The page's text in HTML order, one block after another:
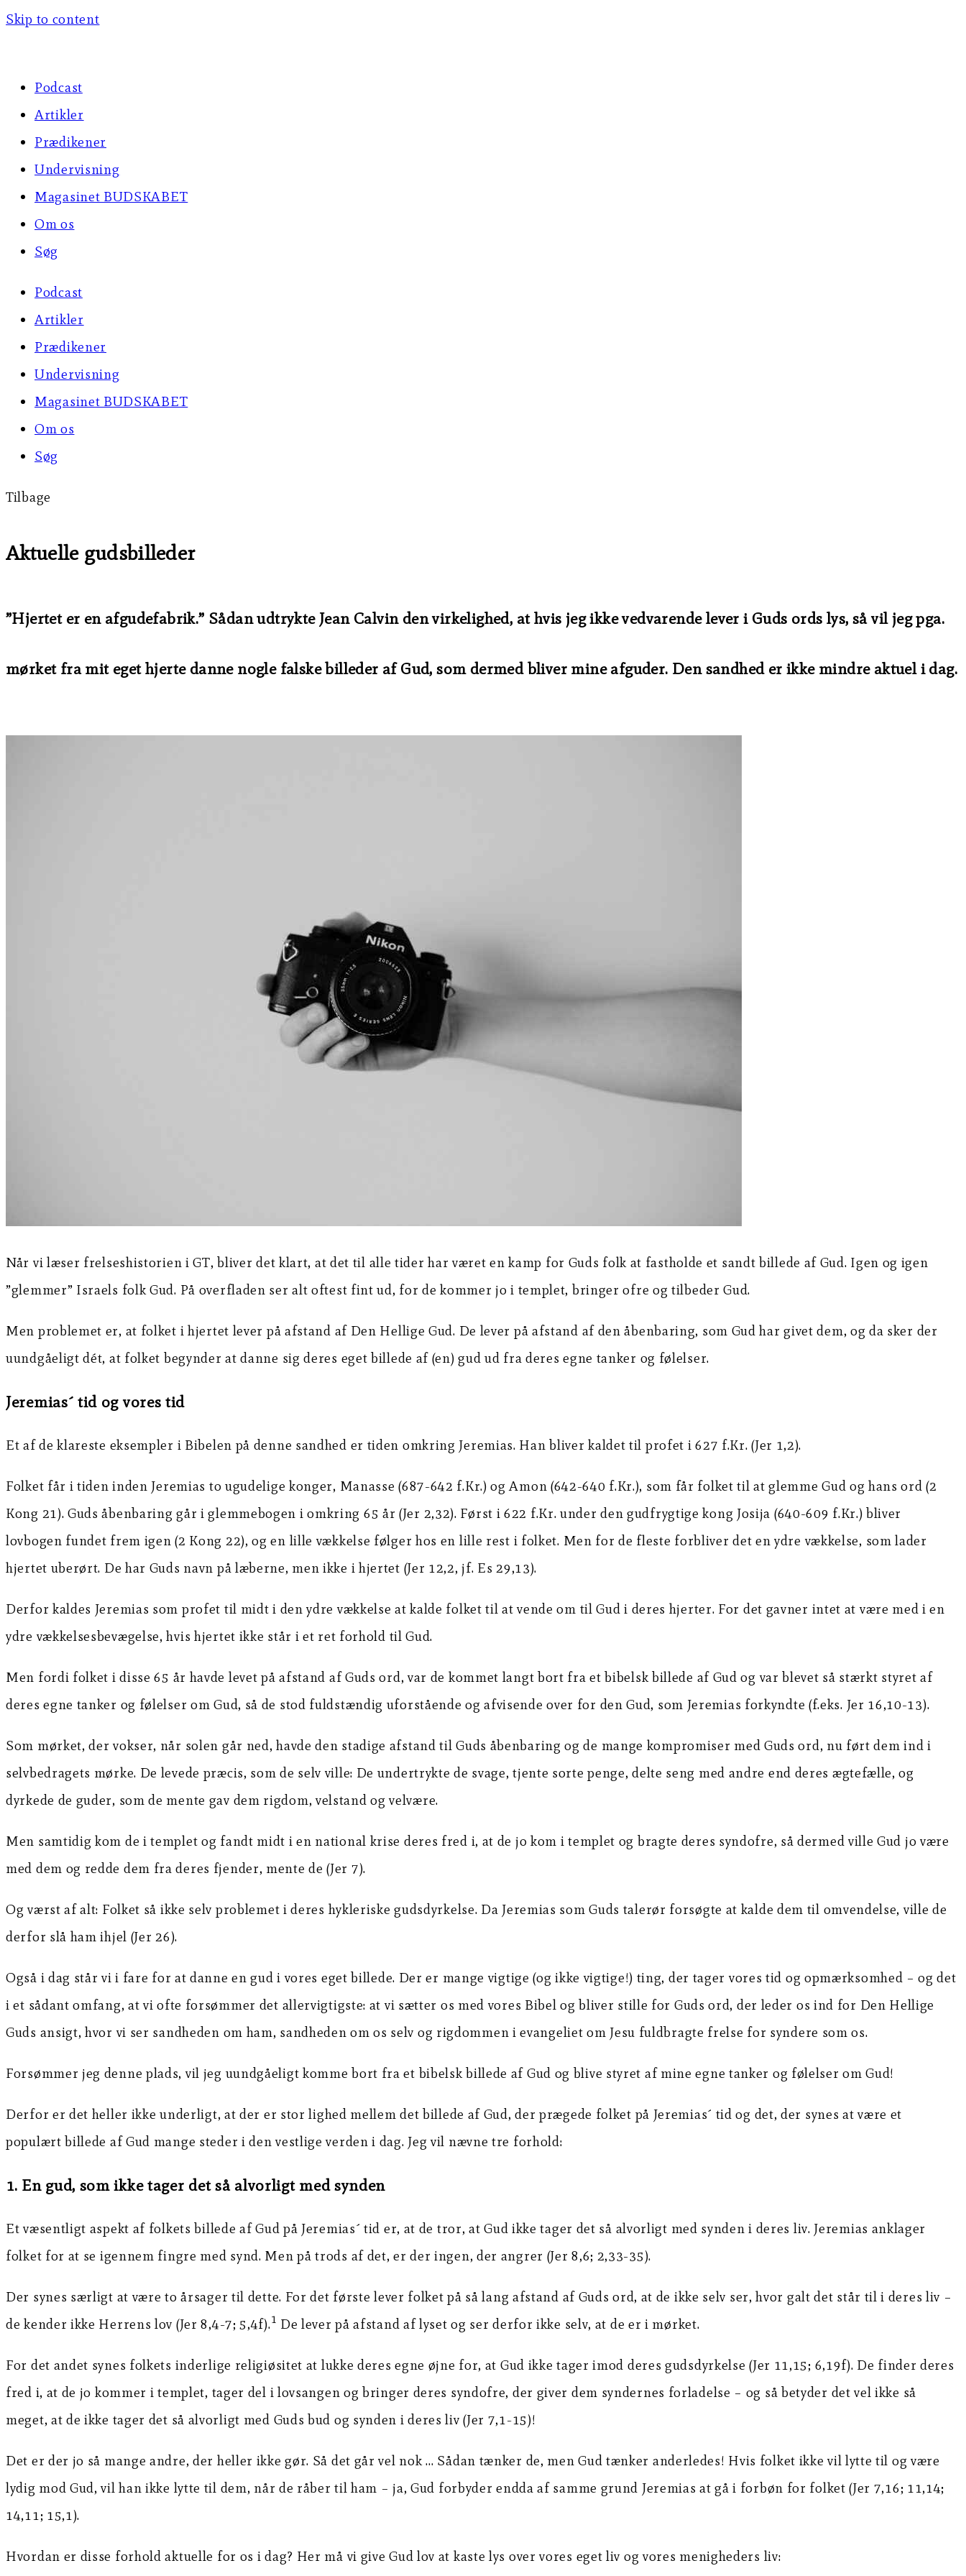
Skip to content
Podcast
Artikler
Prædikener
Undervisning
Magasinet BUDSKABET
Om os
Søg
Podcast
Artikler
Prædikener
Undervisning
Magasinet BUDSKABET
Om os
Søg
Tilbage
Aktuelle gudsbilleder
”Hjertet er en afgudefabrik.” Sådan udtrykte Jean Calvin den virkelighed, at hvis jeg ikke vedvarende lever i Guds ords lys, så vil jeg pga.
mørket fra mit eget hjerte danne nogle falske billeder af Gud, som dermed bliver mine afguder. Den sandhed er ikke mindre aktuel i dag.
Når vi læser frelseshistorien i GT, bliver det klart, at det til alle tider har været en kamp for Guds folk at fastholde et sandt billede af Gud. Igen og igen
”glemmer” Israels folk Gud. På overfladen ser alt oftest fint ud, for de kommer jo i templet, bringer ofre og tilbeder Gud.
Men problemet er, at folket i hjertet lever på afstand af Den Hellige Gud. De lever på afstand af den åbenbaring, som Gud har givet dem, og da sker der
uundgåeligt dét, at folket begynder at danne sig deres eget billede af (en) gud ud fra deres egne tanker og følelser.
Jeremias´ tid og vores tid
Et af de klareste eksempler i Bibelen på denne sandhed er tiden omkring Jeremias. Han bliver kaldet til profet i 627 f.Kr. (Jer 1,2).
Folket får i tiden inden Jeremias to ugudelige konger, Manasse (687-642 f.Kr.) og Amon (642-640 f.Kr.), som får folket til at glemme Gud og hans ord (2
Kong 21). Guds åbenbaring går i glemmebogen i omkring 65 år (Jer 2,32). Først i 622 f.Kr. under den gudfrygtige kong Josija (640-609 f.Kr.) bliver
lovbogen fundet frem igen (2 Kong 22), og en lille vækkelse følger hos en lille rest i folket. Men for de fleste forbliver det en ydre vækkelse, som lader
hjertet uberørt. De har Guds navn på læberne, men ikke i hjertet (Jer 12,2, jf. Es 29,13).
Derfor kaldes Jeremias som profet til midt i den ydre vækkelse at kalde folket til at vende om til Gud i deres hjerter. For det gavner intet at være med i en
ydre vækkelsesbevægelse, hvis hjertet ikke står i et ret forhold til Gud.
Men fordi folket i disse 65 år havde levet på afstand af Guds ord, var de kommet langt bort fra et bibelsk billede af Gud og var blevet så stærkt styret af
deres egne tanker og følelser om Gud, så de stod fuldstændig uforstående og afvisende over for den Gud, som Jeremias forkyndte (f.eks. Jer 16,10-13).
Som mørket, der vokser, når solen går ned, havde den stadige afstand til Guds åbenbaring og de mange kompromiser med Guds ord, nu ført dem ind i
selvbedragets mørke. De levede præcis, som de selv ville: De undertrykte de svage, tjente sorte penge, delte seng med andre end deres ægtefælle, og
dyrkede de guder, som de mente gav dem rigdom, velstand og velvære.
Men samtidig kom de i templet og fandt midt i en national krise deres fred i, at de jo kom i templet og bragte deres syndofre, så dermed ville Gud jo være
med dem og redde dem fra deres fjender, mente de (Jer 7).
Og værst af alt: Folket så ikke selv problemet i deres hykleriske gudsdyrkelse. Da Jeremias som Guds talerør forsøgte at kalde dem til omvendelse, ville de
derfor slå ham ihjel (Jer 26).
Også i dag står vi i fare for at danne en gud i vores eget billede. Der er mange vigtige (og ikke vigtige!) ting, der tager vores tid og opmærksomhed – og det
i et sådant omfang, at vi ofte forsømmer det allervigtigste: at vi sætter os med vores Bibel og bliver stille for Guds ord, der leder os ind for Den Hellige
Guds ansigt, hvor vi ser sandheden om ham, sandheden om os selv og rigdommen i evangeliet om Jesu fuldbragte frelse for syndere som os.
Forsømmer jeg denne plads, vil jeg uundgåeligt komme bort fra et bibelsk billede af Gud og blive styret af mine egne tanker og følelser om Gud!
Derfor er det heller ikke underligt, at der er stor lighed mellem det billede af Gud, der prægede folket på Jeremias´ tid og det, der synes at være et
populært billede af Gud mange steder i den vestlige verden i dag. Jeg vil nævne tre forhold:
1. En gud, som ikke tager det så alvorligt med synden
Et væsentligt aspekt af folkets billede af Gud på Jeremias´ tid er, at de tror, at Gud ikke tager det så alvorligt med synden i deres liv. Jeremias anklager
folket for at se igennem fingre med synd. Men på trods af det, er der ingen, der angrer (Jer 8,6; 2,33-35).
Der synes særligt at være to årsager til dette. For det første lever folket på så lang afstand af Guds ord, at de ikke selv ser, hvor galt det står til i deres liv –
de kender ikke Herrens lov (Jer 8,4-7; 5,4f).1 De lever på afstand af lyset og ser derfor ikke selv, at de er i mørket.
For det andet synes folkets inderlige religiøsitet at lukke deres egne øjne for, at Gud ikke tager imod deres gudsdyrkelse (Jer 11,15; 6,19f). De finder deres
fred i, at de jo kommer i templet, tager del i lovsangen og bringer deres syndofre, der giver dem syndernes forladelse – og så betyder det vel ikke så
meget, at de ikke tager det så alvorligt med Guds bud og synden i deres liv (Jer 7,1-15)!
Det er der jo så mange andre, der heller ikke gør. Så det går vel nok … Sådan tænker de, men Gud tænker anderledes! Hvis folket ikke vil lytte til og være
lydig mod Gud, vil han ikke lytte til dem, når de råber til ham – ja, Gud forbyder endda af samme grund Jeremias at gå i forbøn for folket (Jer 7,16; 11,14;
14,11; 15,1).
Hvordan er disse forhold aktuelle for os i dag? Her må vi give Gud lov at kaste lys over vores eget liv og vores menigheders liv: